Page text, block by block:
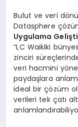
Bulut ve veri
Datasphere
Uygulama
“LC Waikiki
zinciri
veri hacmini
paydaşlara
ideal bir çözüm
verileri tek çatı